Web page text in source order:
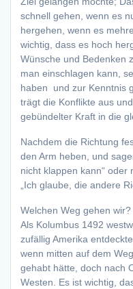
schnell gehen, wenn es
hergehen, wenn es
wichtig, dass es hoch
Wünsche und Bedenken
man einschlagen kann,
haben und zur Kenntnis
trägt die Konflikte aus
gebündelter Kraft in die
Nachdem die Richtung
den Arm heben, und
nicht klappen kann“ oder
„Ich glaube, die andere
Welchen Weg gehen
Als Kolumbus 1492
zufällig Amerika
wenn mitten auf dem
gehabt hätte, doch nach
Westen. Es ist wichtig,